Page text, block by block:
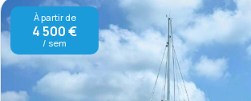
À partir de
4 500 €
/ sem